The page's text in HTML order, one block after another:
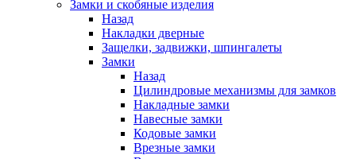
Замки и скобяные изделия
Назад
Накладки дверные
Защелки, задвижки, шпингалеты
Замки
Назад
Цилиндровые механизмы для замков
Накладные замки
Навесные замки
Кодовые замки
Врезные замки